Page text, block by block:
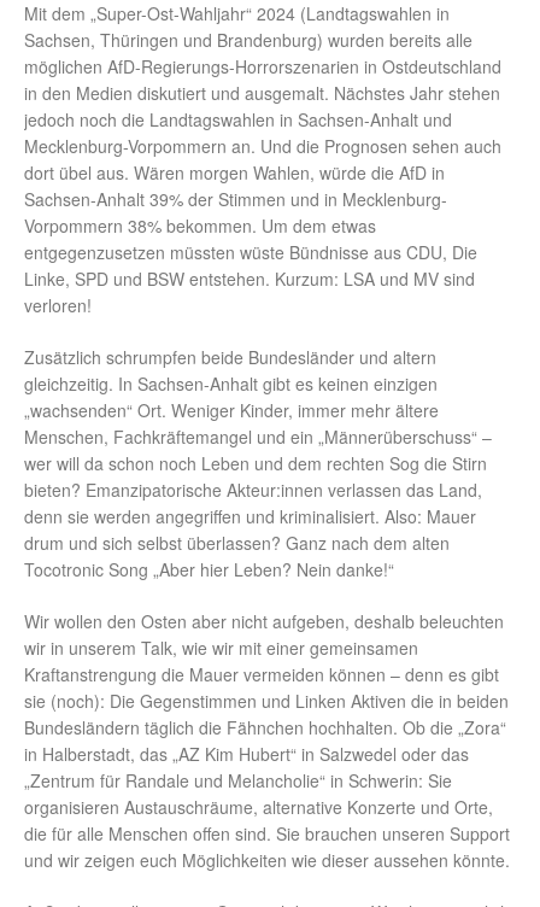
Mit dem „Super-Ost-Wahljahr“ 2024 (Landtagswahlen in
Sachsen, Thüringen und Brandenburg) wurden bereits alle
möglichen AfD-Regierungs-Horrorszenarien in Ostdeutschland
in den Medien diskutiert und ausgemalt. Nächstes Jahr stehen
jedoch noch die Landtagswahlen in Sachsen-Anhalt und
Mecklenburg-Vorpommern an. Und die Prognosen sehen auch
dort übel aus. Wären morgen Wahlen, würde die AfD in
Sachsen-Anhalt 39% der Stimmen und in Mecklenburg-
Vorpommern 38% bekommen. Um dem etwas
entgegenzusetzen müssten wüste Bündnisse aus CDU, Die
Linke, SPD und BSW entstehen. Kurzum: LSA und MV sind
verloren!
Zusätzlich schrumpfen beide Bundesländer und altern
gleichzeitig. In Sachsen-Anhalt gibt es keinen einzigen
„wachsenden“ Ort. Weniger Kinder, immer mehr ältere
Menschen, Fachkräftemangel und ein „Männerüberschuss“ –
wer will da schon noch Leben und dem rechten Sog die Stirn
bieten? Emanzipatorische Akteur:innen verlassen das Land,
denn sie werden angegriffen und kriminalisiert. Also: Mauer
drum und sich selbst überlassen? Ganz nach dem alten
Tocotronic Song „Aber hier Leben? Nein danke!“
Wir wollen den Osten aber nicht aufgeben, deshalb beleuchten
wir in unserem Talk, wie wir mit einer gemeinsamen
Kraftanstrengung die Mauer vermeiden können – denn es gibt
sie (noch): Die Gegenstimmen und Linken Aktiven die in beiden
Bundesländern täglich die Fähnchen hochhalten. Ob die „Zora“
in Halberstadt, das „AZ Kim Hubert“ in Salzwedel oder das
„Zentrum für Randale und Melancholie“ in Schwerin: Sie
organisieren Austauschräume, alternative Konzerte und Orte,
die für alle Menschen offen sind. Sie brauchen unseren Support
und wir zeigen euch Möglichkeiten wie dieser aussehen könnte.